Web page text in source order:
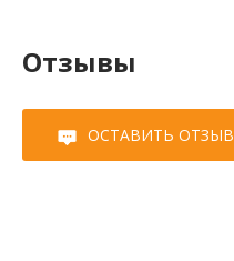
Отзывы
ОСТАВИТЬ ОТЗЫВ